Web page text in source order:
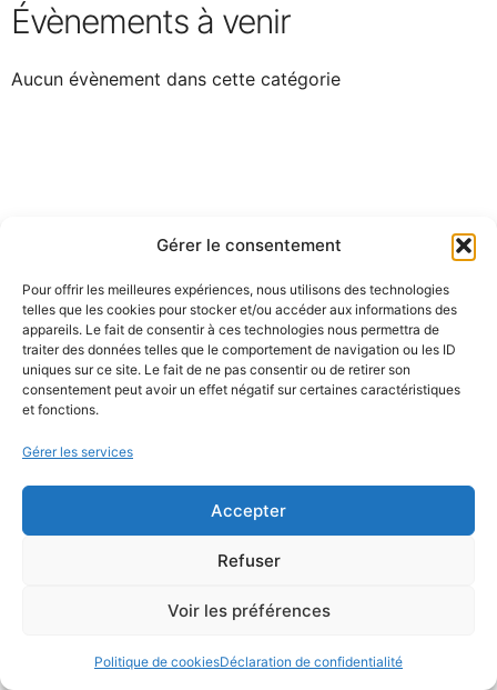
Gérer le consentement
Pour offrir les meilleures expériences, nous utilisons des technologies
telles que les cookies pour stocker et/ou accéder aux informations des
appareils. Le fait de consentir à ces technologies nous permettra de
traiter des données telles que le comportement de navigation ou les ID
uniques sur ce site. Le fait de ne pas consentir ou de retirer son
consentement peut avoir un effet négatif sur certaines caractéristiques
et fonctions.
Gérer les services
Accepter
Refuser
Voir les préférences
Politique de cookiesDéclaration de confidentialité
Évènements à venir
Aucun évènement dans cette catégorie